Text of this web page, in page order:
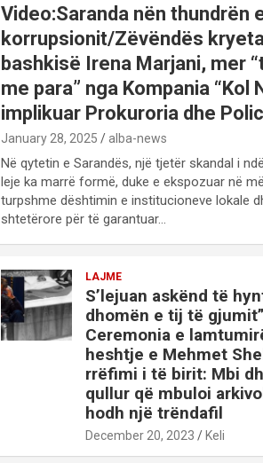
Video:Saranda nën thundrën
korrupsionit/Zëvëndës
bashkisë Irena Marjani, mer
me para” nga Kompania “Kol
implikuar Prokuroria dhe
January 28, 2025 alba-news
Në qytetin e Sarandës, një tjetër skandal i
leje ka marrë formë, duke e ekspozuar në
turpshme dështimin e institucioneve lokale
shtetërore për të garantuar…
LAJME
S’lejuan askënd të
dhomën e tij të
Ceremonia e
heshtje e Mehmet
rrëfimi i të birit: Mbi
qullur që mbuloi
hodh një trëndafil
December 20, 2023 Keli